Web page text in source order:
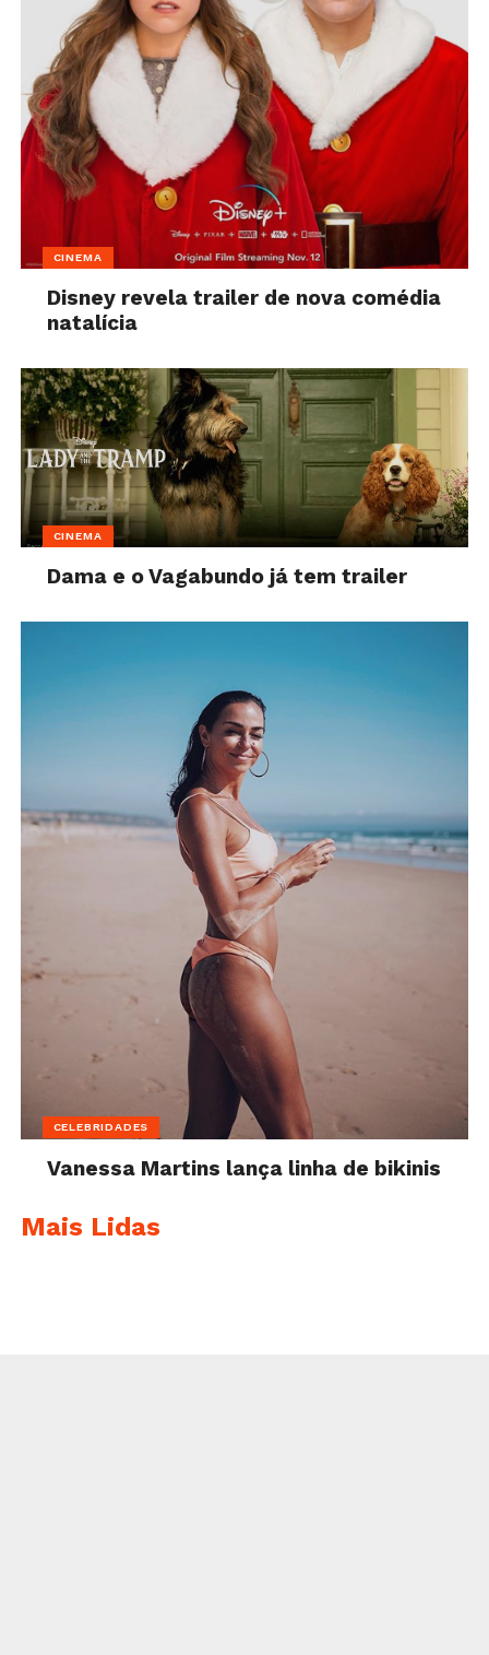
CINEMA
Disney revela trailer de nova comédia
natalícia
CINEMA
Dama e o Vagabundo já tem trailer
CELEBRIDADES
Vanessa Martins lança linha de bikinis
Mais Lidas